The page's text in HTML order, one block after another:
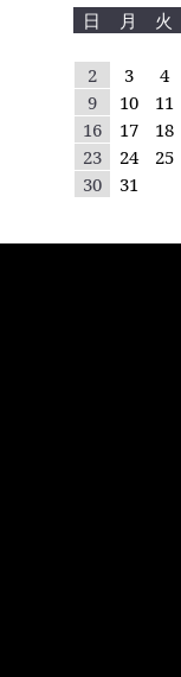
日
月 火
2
3 4
9
10 11
16
17 18
23
24 25
30
31